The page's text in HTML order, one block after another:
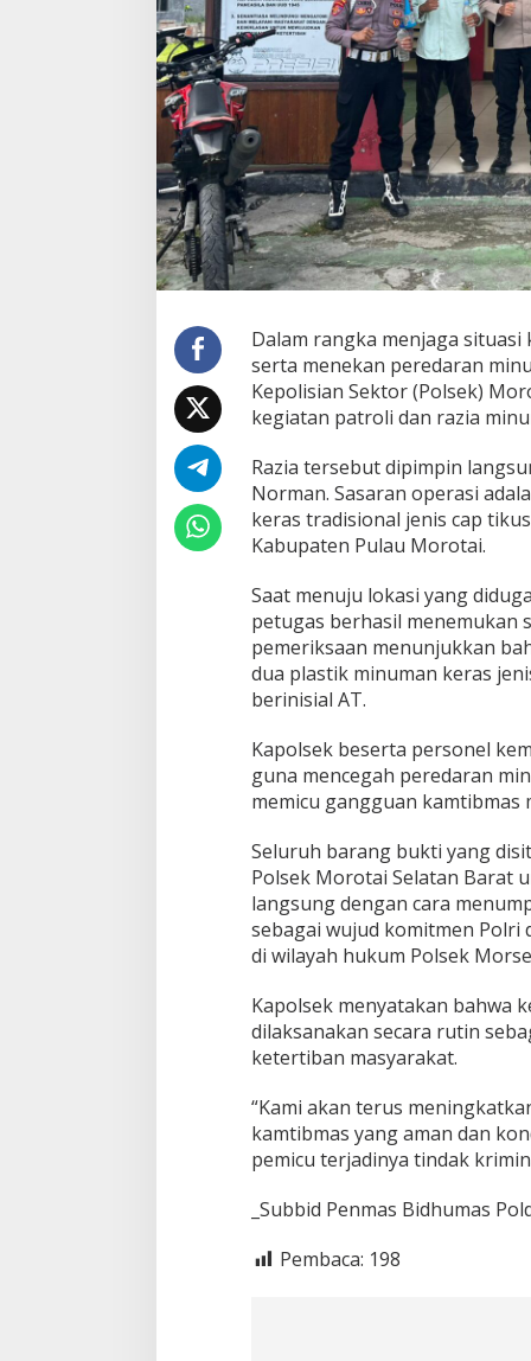
P
l
s
o
r
o
t
a
i
l
a
t
n
a
r
a
L
k
u
k
n
R
z
i
M
n
u
m
n
K
r
a
s
Dalam rangka menjaga
serta menekan peredaran
Kepolisian Sektor (Polsek)
kegiatan patroli dan razia
Razia tersebut dipimpin
Norman. Sasaran operasi
keras tradisional jenis cap
Kabupaten Pulau Morotai.
Saat menuju lokasi yang
petugas berhasil menemukan
pemeriksaan menunjukkan
dua plastik minuman keras
berinisial AT.
Kapolsek beserta personel
guna mencegah peredaran
memicu gangguan kamtibmas
Seluruh barang bukti yang
Polsek Morotai Selatan Barat
langsung dengan cara
sebagai wujud komitmen Polri
di wilayah hukum Polsek
Kapolsek menyatakan bahwa
dilaksanakan secara rutin
ketertiban masyarakat.
“Kami akan terus
kamtibmas yang aman dan
pemicu terjadinya tindak
_Subbid Penmas Bidhumas
Pembaca: 198